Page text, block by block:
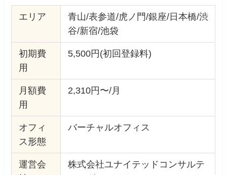
エリア
青山/表参道/虎ノ門/銀座/日本橋/渋
谷/新宿/池袋
初期費
用
5,500円(初回登録料)
月額費
用
2,310円〜/月
オフィ
ス形態
バーチャルオフィス
運営会
株式会社ユナイテッドコンサルテ